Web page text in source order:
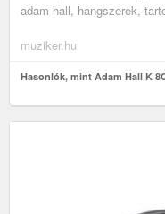
adam hall, hangszerek,
muziker.hu
Hasonlók, mint Adam Hall K